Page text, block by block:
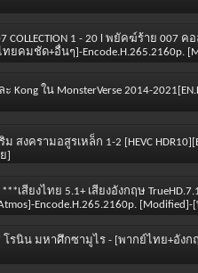
COLLECTION 1 - 20 l พยัคฆ์ร้าย 007
ทยคมชัด+อื่นๆ]-
Kong ใน MonsterVerse 2014-
สงครามอสูรเหล็ก 1-2 [HEVC
]
เสียงไทย 5.1+ เสียงอังกฤษ
Encode.H.265.2160p.
โรนิน มหาศึกซามูไร - [พากย์ไทย+อัง